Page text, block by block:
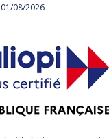
08/2026